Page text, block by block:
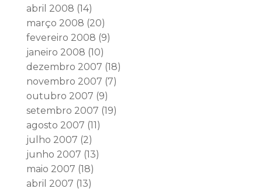
abril 2008 (14)
março 2008 (20)
fevereiro 2008 (9)
janeiro 2008 (10)
dezembro 2007 (18)
novembro 2007 (7)
outubro 2007 (9)
setembro 2007 (19)
agosto 2007 (11)
julho 2007 (2)
junho 2007 (13)
maio 2007 (18)
abril 2007 (13)